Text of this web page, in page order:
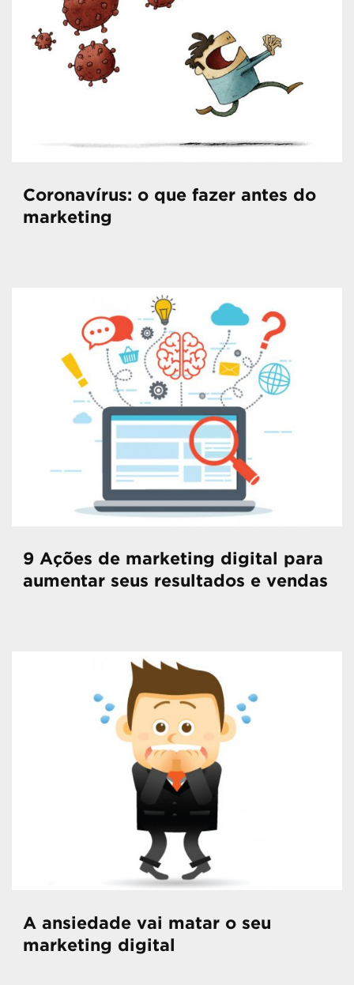
Coronavírus: o que fazer antes do
marketing
9 Ações de marketing digital para
aumentar seus resultados e vendas
A ansiedade vai matar o seu
marketing digital